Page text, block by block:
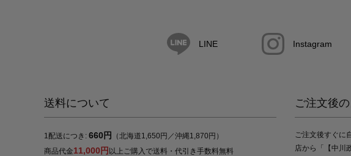
LINE Instagram
送料について
1配送につき: 660円
（北海道1,650円／沖縄1,870円）
商品代金11,000円 以上ご購入で送料・代引き手数料無料
ご注文後
ご注文後すぐに
店から「【中川